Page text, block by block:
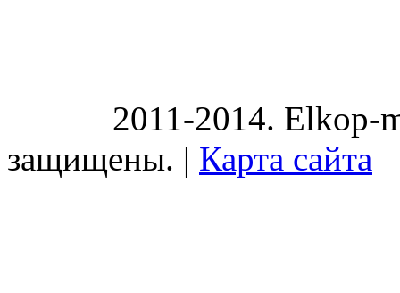
2011-2014. Elkop-
защищены. | Карта сайта